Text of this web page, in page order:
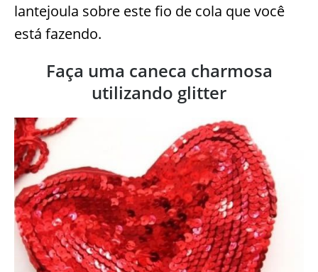
lantejoula sobre este fio de cola que você
está fazendo.
Faça uma caneca charmosa
utilizando glitter